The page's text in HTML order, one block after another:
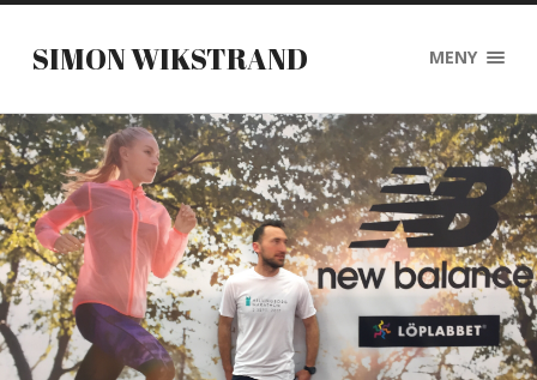
SIMON WIKSTRAND MENY